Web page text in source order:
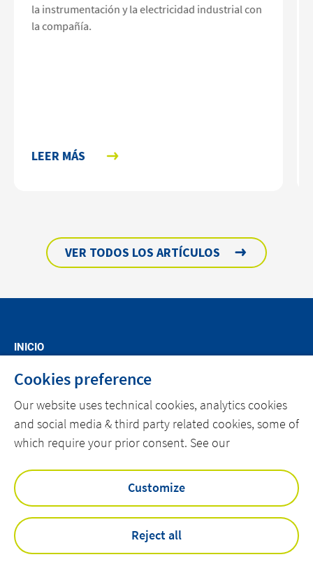
la instrumentación y la electricidad industrial con
la compañía.
LEER MÁS
VER TODOS LOS ARTÍCULOS
INICIO
SOBRE ACTEMIUM
NOTICIAS
CONTACTO
linkedintwitterinstagramyoutube
Política de privacidad
Accesibilidad
Cookies preference
Our website uses technical cookies, analytics cookies
and social media & third party related cookies, some of
which require your prior consent. See our
Customize
Reject all